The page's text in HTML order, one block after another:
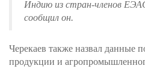
Индию из стран-членов
сообщил он.
Черекаев также назвал данные
продукции и